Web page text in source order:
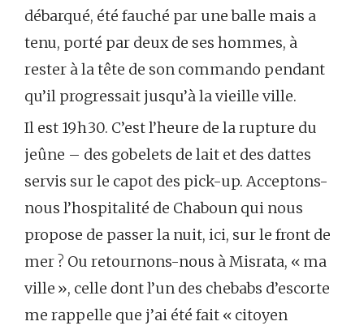
débarqué, été fauché par une balle mais a
tenu, porté par deux de ses hommes, à
rester à la tête de son commando pendant
qu’il progressait jusqu’à la vieille ville.
Il est 19 h 30. C’est l’heure de la rupture du
jeûne – des gobelets de lait et des dattes
servis sur le capot des pick-up. Acceptons-
nous l’hospitalité de Chaboun qui nous
propose de passer la nuit, ici, sur le front de
mer ? Ou retournons-nous à Misrata, « ma
ville », celle dont l’un des chebabs d’escorte
me rappelle que j’ai été fait « citoyen